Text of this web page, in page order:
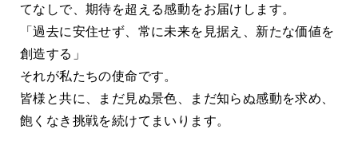
てなしで、期待を超える感動をお届けします。
「過去に安住せず、常に未来を見据え、新たな価値を
創造する」
それが私たちの使命です。
皆様と共に、まだ見ぬ景色、まだ知らぬ感動を求め、
飽くなき挑戦を続けてまいります。